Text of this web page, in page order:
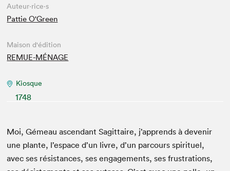
Auteur·rice·s
Pattie O'Green
Maison d'édition
REMUE-MÉNAGE
Kiosque
1748
Moi, Gémeau ascen­dant Sagit­taire, j’apprends à devenir
une plante, l’espace d’un livre, d’un par­cours spir­ituel,
avec ses résis­tances, ses engage­ments, ses frus­tra­tions,